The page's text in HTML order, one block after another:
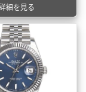
細を見る